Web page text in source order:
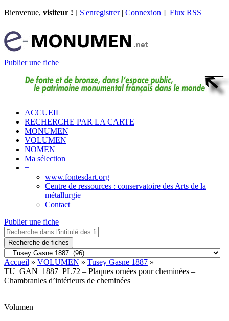
Bienvenue, visiteur ! [ S'enregistrer| Connexion ] Flux RSS
Publier une fiche
ACCUEIL
RECHERCHE PAR LA CARTE
MONUMEN
VOLUMEN
NOMEN
Ma sélection
+
www.fontesdart.org
Centre de ressources : conservatoire des Arts de la
métallurgie
Contact
Publier une fiche
Recherche de fiches
Accueil » VOLUMEN » Tusey Gasne 1887 »
TU_GAN_1887_PL72 – Plaques ornées pour cheminées –
Chambranles d’intérieurs de cheminées
Volumen